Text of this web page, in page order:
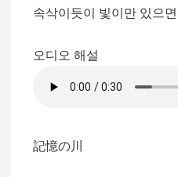
속삭이듯이 빛이만 있으
오디오 해설
記憶の川